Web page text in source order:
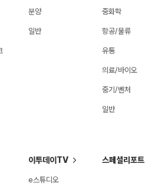
분양
일반
중화학
항공/물류
유통
의료/바이오
중기/벤처
일반
이투데이TV
e스튜디오
스페셜리포트